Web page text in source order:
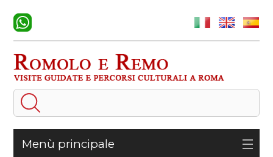
Menù principale